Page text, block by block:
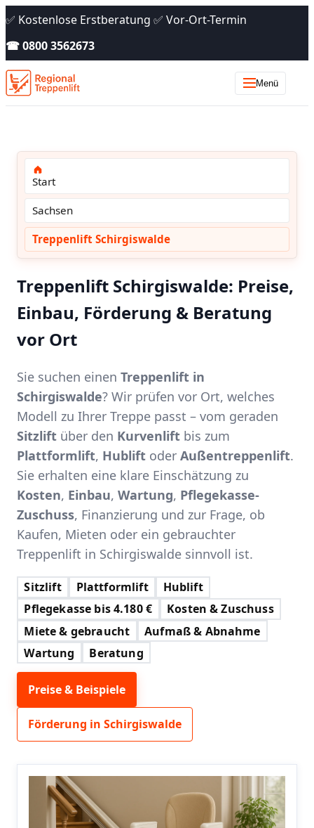
✅ Kostenlose Erstberatung ✅ Vor-Ort-Termin
☎ 0800 3562673
Menü
Start
Sachsen
Treppenlift Schirgiswalde
Treppenlift Schirgiswalde: Preise,
Einbau, Förderung & Beratung
vor Ort
Sie suchen einen Treppenlift in
Schirgiswalde? Wir prüfen vor Ort, welches
Modell zu Ihrer Treppe passt – vom geraden
Sitzlift über den Kurvenlift bis zum
Plattformlift, Hublift oder Außentreppenlift.
Sie erhalten eine klare Einschätzung zu
Kosten, Einbau, Wartung, Pflegekasse-
Zuschuss, Finanzierung und zur Frage, ob
Kaufen, Mieten oder ein gebrauchter
Treppenlift in Schirgiswalde sinnvoll ist.
Sitzlift Plattformlift
Hublift
Pflegekasse bis 4.180 €
Kosten & Zuschuss
Miete & gebraucht
Aufmaß & Abnahme
Wartung
Beratung
Preise & Beispiele
Förderung in Schirgiswalde